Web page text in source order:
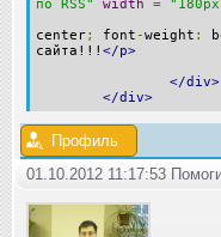
по RSS"
width =
center; font -weight :
сайта!!! </p>
</div>
</div>
Профиль
01.10.2012 11:17:53